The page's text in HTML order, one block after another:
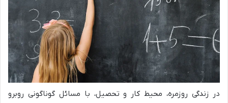
در زندگی روزمره، محیط کار و تحصیل، با مسائل گوناگونی روبرو